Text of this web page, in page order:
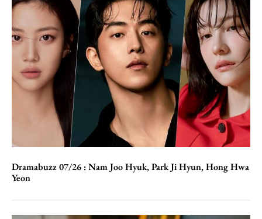
Dramabuzz 07/26 : Nam Joo Hyuk, Park Ji Hyun, Hong Hwa
Yeon